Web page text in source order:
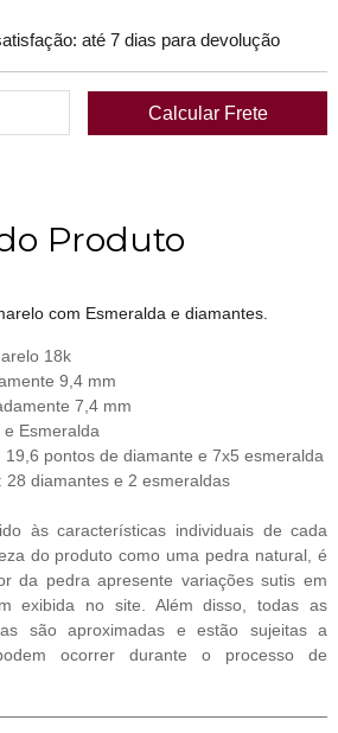
até 7 dias para devolução
Produto
com Esmeralda e diamantes.
18k
9,4 mm
7,4 mm
Esmeralda
19,6 pontos de diamante e 7x5 esmeralda
28 diamantes e 2 esmeraldas
às características individuais de cada
do produto como uma pedra natural, é
da pedra apresente variações sutis em
exibida no site. Além disso, todas as
são aproximadas e estão sujeitas a
ocorrer durante o processo de